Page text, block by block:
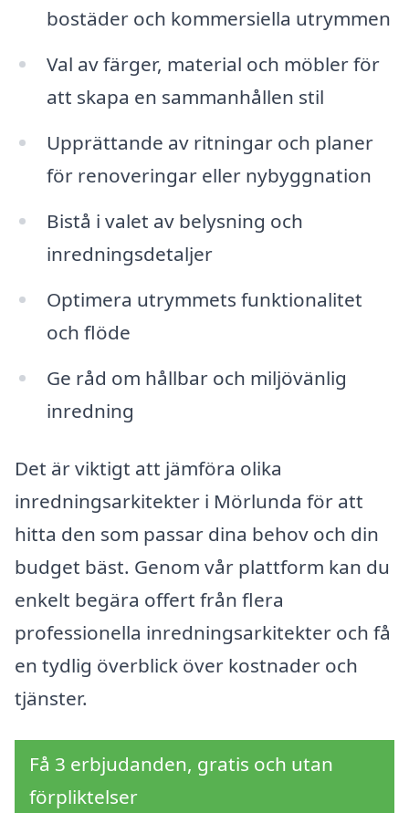
bostäder och kommersiella utrymmen
Val av färger, material och möbler för
att skapa en sammanhållen stil
Upprättande av ritningar och planer
för renoveringar eller nybyggnation
Bistå i valet av belysning och
inredningsdetaljer
Optimera utrymmets funktionalitet
och flöde
Ge råd om hållbar och miljövänlig
inredning
Det är viktigt att jämföra olika
inredningsarkitekter i Mörlunda för att
hitta den som passar dina behov och din
budget bäst. Genom vår plattform kan du
enkelt begära offert från flera
professionella inredningsarkitekter och få
en tydlig överblick över kostnader och
tjänster.
Få 3 erbjudanden, gratis och utan
förpliktelser